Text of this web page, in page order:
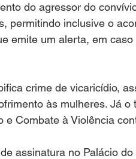
do agressor do
permitindo inclusive o
emite um alerta, em
crime de vicaricídio,
às mulheres. Já
e Combate à Violência
assinatura no Palácio